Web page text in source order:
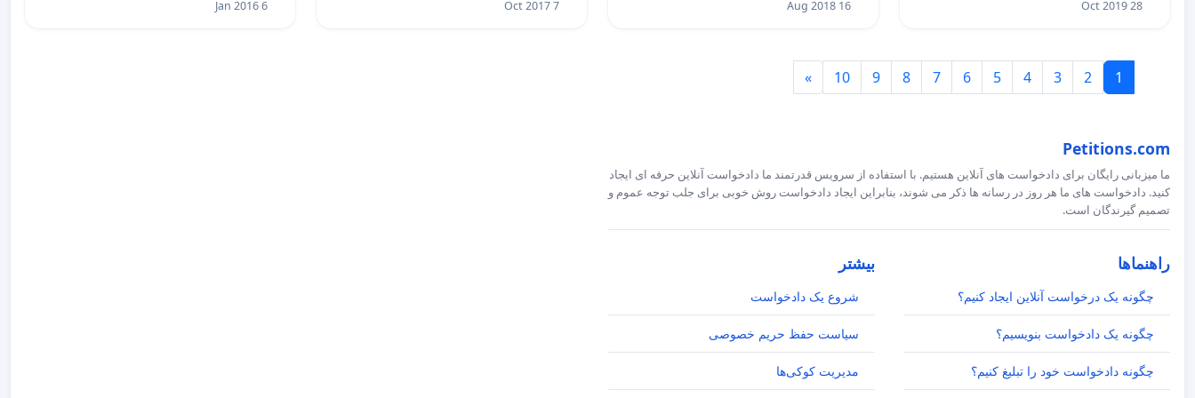
28 Oct 2019
16 Aug 2018
7 Oct 2017
6 Jan 2016
1
2
3
4
5
6
7
8
9
10
»
Petitions.com
ما میزبانی رایگان برای دادخواست های آنلاین هستیم. با استفاده از سرویس قدرتمند ما دادخواست آنلاین حرفه ای ایجاد
کنید. دادخواست های ما هر روز در رسانه ها ذکر می شوند، بنابراین ایجاد دادخواست روش خوبی برای جلب توجه عموم و
تصمیم گیرندگان است.
راهنماها
چگونه یک درخواست آنلاین ایجاد کنیم؟
چگونه یک دادخواست بنویسیم؟
چگونه دادخواست خود را تبلیغ کنیم؟
بیشتر
شروع یک دادخواست
سیاست حفظ حریم خصوصی
مدیریت کوکی‌ها